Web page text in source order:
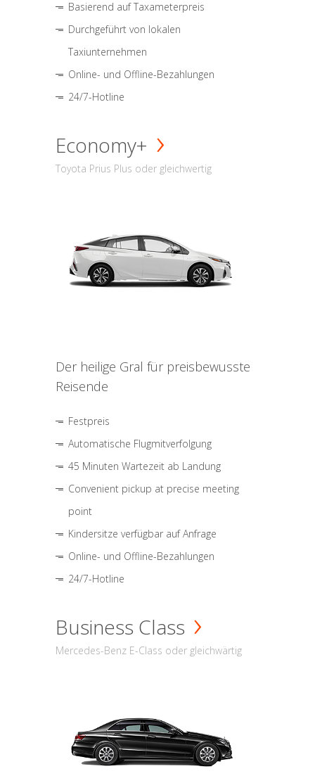
Basierend auf Taxameterpreis
Durchgeführt von lokalen
Taxiunternehmen
Online- und Offline-Bezahlungen
24/7-Hotline
Economy+
Toyota Prius Plus oder gleichwertig
Der heilige Gral für preisbewusste
Reisende
Festpreis
Automatische Flugmitverfolgung
45 Minuten Wartezeit ab Landung
Convenient pickup at precise meeting
point
Kindersitze verfügbar auf Anfrage
Online- und Offline-Bezahlungen
24/7-Hotline
Business Class
Mercedes-Benz E-Class oder gleichwärtig